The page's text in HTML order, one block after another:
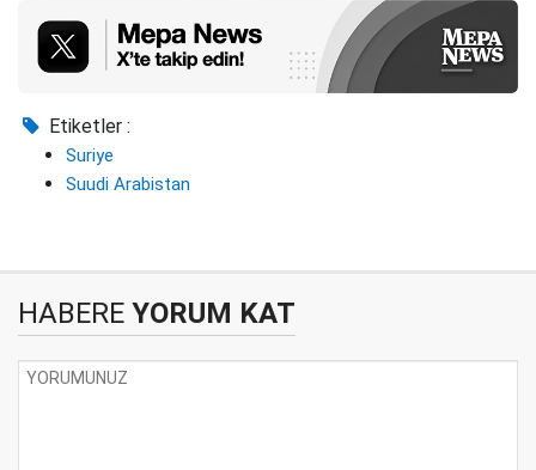
Etiketler :
Suriye
Suudi Arabistan
HABERE YORUM KAT